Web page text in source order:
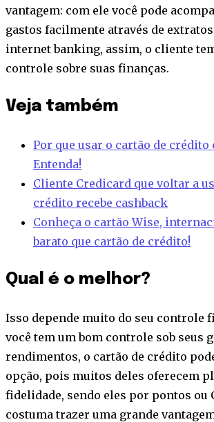
vantagem: com ele você pode
gastos facilmente através de
internet banking, assim, o cliente
controle sobre suas finanças.
Veja também
Por que usar o cartão de
Entenda!
Cliente Credicard que voltar a
crédito recebe cashback
Conheça o cartão Wise,
barato que cartão de crédito!
Qual é o melhor?
Isso depende muito do seu controle
você tem um bom controle sob seus
rendimentos, o cartão de crédito
opção, pois muitos deles oferecem
fidelidade, sendo eles por pontos ou
costuma trazer uma grande